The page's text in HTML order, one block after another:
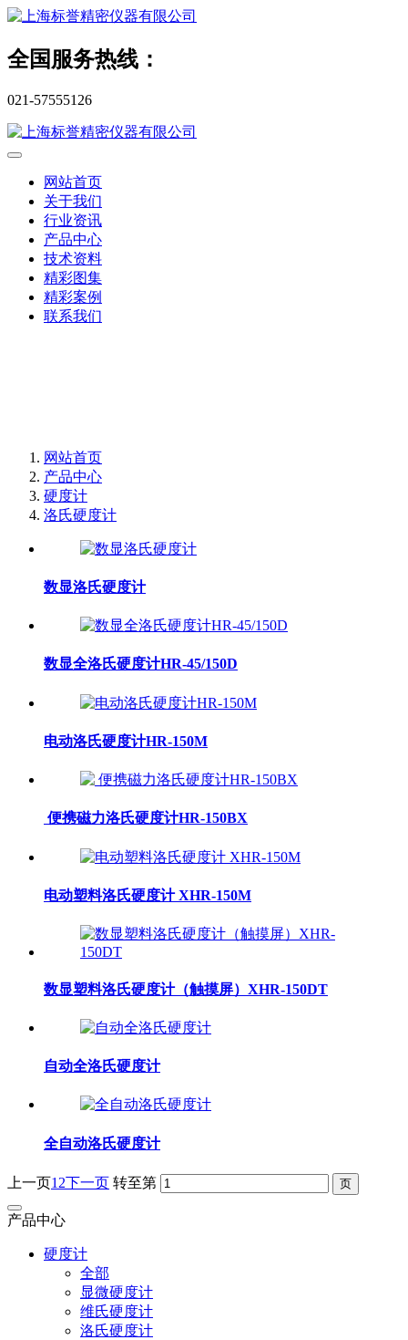
全国服务热线：
021-57555126
网站首页
关于我们
行业资讯
产品中心
技术资料
精彩图集
精彩案例
联系我们
网站首页
产品中心
硬度计
洛氏硬度计
数显洛氏硬度计
数显全洛氏硬度计HR-45/150D
电动洛氏硬度计HR-150M
便携磁力洛氏硬度计HR-150BX
电动塑料洛氏硬度计 XHR-150M
数显塑料洛氏硬度计（触摸屏）XHR-150DT
自动全洛氏硬度计
全自动洛氏硬度计
上一页1 2下一页 转至第
产品中心
硬度计
全部
显微硬度计
维氏硬度计
洛氏硬度计